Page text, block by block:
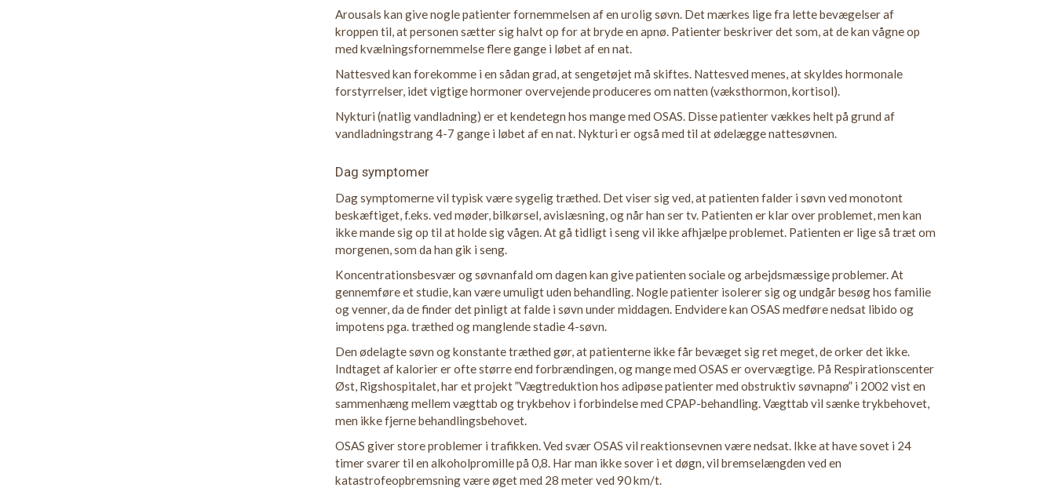
Arousals kan give nogle patienter fornemmelsen af en urolig søvn. Det mærkes lige fra lette bevægelser af
kroppen til, at personen sætter sig halvt op for at bryde en apnø. Patienter beskriver det som, at de kan vågne op
med kvælningsfornemmelse flere gange i løbet af en nat.
Nattesved kan forekomme i en sådan grad, at sengetøjet må skiftes. Nattesved menes, at skyldes hormonale
forstyrrelser, idet vigtige hormoner overvejende produceres om natten (væksthormon, kortisol).
Nykturi (natlig vandladning) er et kendetegn hos mange med OSAS. Disse patienter vækkes helt på grund af
vandladningstrang 4-7 gange i løbet af en nat. Nykturi er også med til at ødelægge nattesøvnen.
Dag symptomer
Dag symptomerne vil typisk være sygelig træthed. Det viser sig ved, at patienten falder i søvn ved monotont
beskæftiget, f.eks. ved møder, bilkørsel, avislæsning, og når han ser tv. Patienten er klar over problemet, men kan
ikke mande sig op til at holde sig vågen. At gå tidligt i seng vil ikke afhjælpe problemet. Patienten er lige så træt om
morgenen, som da han gik i seng.
Koncentrationsbesvær og søvnanfald om dagen kan give patienten sociale og arbejdsmæssige problemer. At
gennemføre et studie, kan være umuligt uden behandling. Nogle patienter isolerer sig og undgår besøg hos familie
og venner, da de finder det pinligt at falde i søvn under middagen. Endvidere kan OSAS medføre nedsat libido og
impotens pga. træthed og manglende stadie 4-søvn.
Den ødelagte søvn og konstante træthed gør, at patienterne ikke får bevæget sig ret meget, de orker det ikke.
Indtaget af kalorier er ofte større end forbrændingen, og mange med OSAS er overvægtige. På Respirationscenter
Øst, Rigshospitalet, har et projekt ”Vægtreduktion hos adipøse patienter med obstruktiv søvnapnø” i 2002 vist en
sammenhæng mellem vægttab og trykbehov i forbindelse med CPAP-behandling. Vægttab vil sænke trykbehovet,
men ikke fjerne behandlingsbehovet.
OSAS giver store problemer i trafikken. Ved svær OSAS vil reaktionsevnen være nedsat. Ikke at have sovet i 24
timer svarer til en alkoholpromille på 0,8. Har man ikke sover i et døgn, vil bremselængden ved en
katastrofeopbremsning være øget med 28 meter ved 90 km/t.